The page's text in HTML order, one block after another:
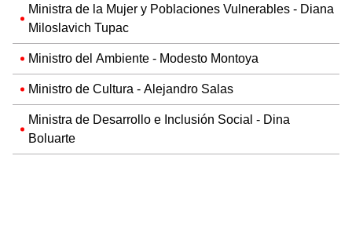
Ministra de la Mujer y Poblaciones Vulnerables - Diana
Miloslavich Tupac
Ministro del Ambiente - Modesto Montoya
Ministro de Cultura - Alejandro Salas
Ministra de Desarrollo e Inclusión Social - Dina
Boluarte